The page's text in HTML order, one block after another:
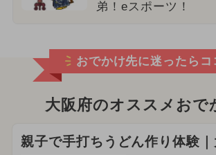
弟！eスポーツ！
おでかけ先に迷ったらコ
大阪府のオススメおで
親子で手打ちうどん作り体験